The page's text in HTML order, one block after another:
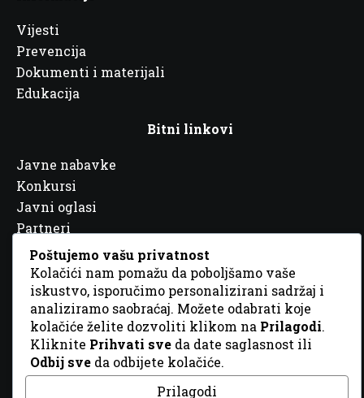
Vijesti
Prevencija
Dokumenti i materijali
Edukacija
Bitni linkovi
Javne nabavke
Konkursi
Javni oglasi
Partneri
© 2026 Sva prava zadržana. Dizajn GordonDM
Poštujemo vašu privatnost
Kolačići nam pomažu da poboljšamo vaše
iskustvo, isporučimo personalizirani sadržaj i
analiziramo saobraćaj. Možete odabrati koje
kolačiće želite dozvoliti klikom na Prilagodi.
Kliknite Prihvati sve da date saglasnost ili
Odbij sve da odbijete kolačiće.
Prilagodi